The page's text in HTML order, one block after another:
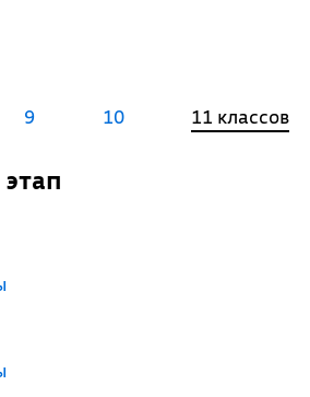
9 10 11 классов